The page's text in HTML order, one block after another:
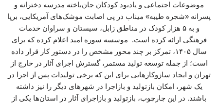
موضوعات اجتماعی و یادبود کودکان جان‌باخته مدرسه دخترانه و
پسرانه «شجره طیبه» میناب در پی اصابت موشک‌های آمریکایی، برپا
و به ۵ هزار کودک در مناطق زابل، سیستان و سراوان خدمات
فرهنگی ارائه کرده است. موسسه سوره امید اعلام کرده که برای
سال ۱۴۰۵، تمرکز بر چند محور مشخص را در دستور کار قرار داده
است؛ از جمله توسعه تولید مستمر، گسترش اجرای آثار در خارج از
تهران و ایجاد سازوکارهایی برای این که برخی تولیدات پس از اجرا در
یک شهر، امکان بازتولید و بازاجرا در شهرهای دیگر را نیز داشته
باشند. در این چارچوب، بازتولید و بازاجرای آثار در استان‌ها یکی از